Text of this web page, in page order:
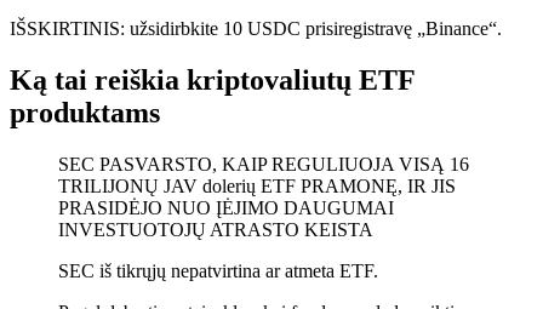
IŠSKIRTINIS: užsidirbkite 10 USDC prisiregistravę „Binance“.
Ką tai reiškia kriptovaliutų ETF
produktams
SEC PASVARSTO, KAIP REGULIUOJA VISĄ 16
TRILIJONŲ JAV dolerių ETF PRAMONĘ, IR JIS
PRASIDĖJO NUO ĮĖJIMO DAUGUMAI
INVESTUOTOJŲ ATRASTO KEISTA
SEC iš tikrųjų nepatvirtina ar atmeta ETF.